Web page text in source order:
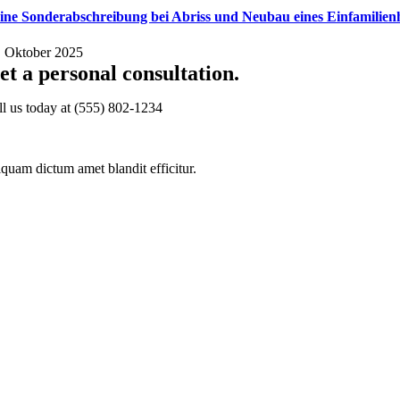
Sonderabschreibung bei Abriss und Neubau eines
Oktober 2025
a personal consultation.
us today at(555) 802-1234
dictum amet blandit efficitur.